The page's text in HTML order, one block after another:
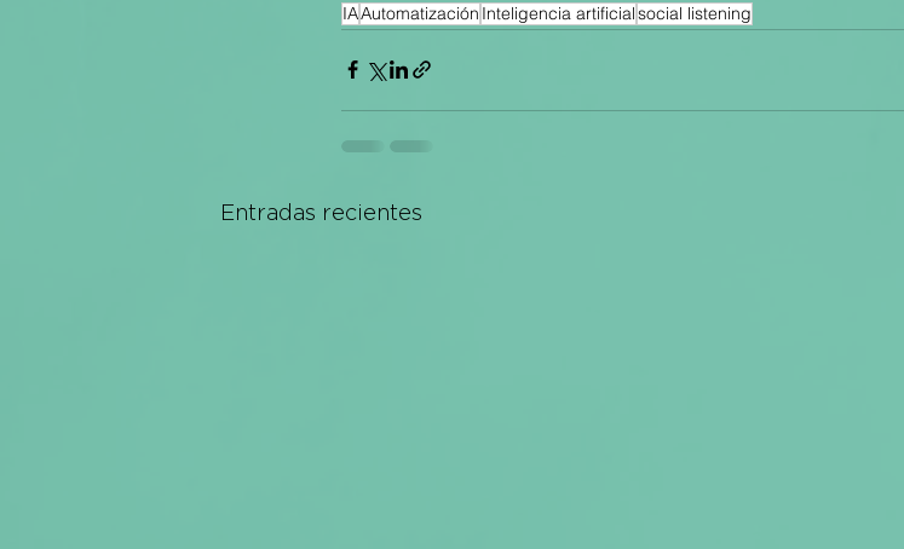
IAAutomatización Inteligencia artificialsocial listening
Entradas recientes